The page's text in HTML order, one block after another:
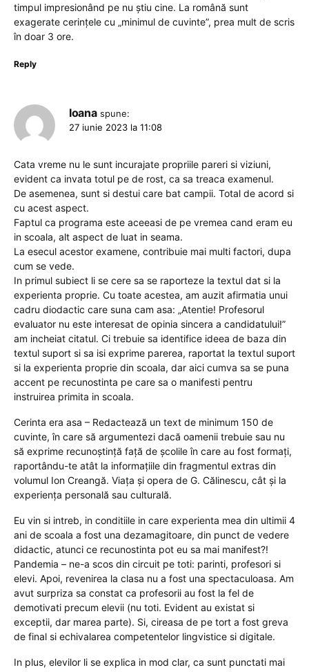
timpul impresionând pe nu știu cine. La română sunt
exagerate cerințele cu „minimul de cuvinte”, prea mult de scris
în doar 3 ore.
Reply
Ioana spune:
27 iunie 2023 la 11:08
Cata vreme nu le sunt incurajate propriile pareri si viziuni,
evident ca invata totul pe de rost, ca sa treaca examenul.
De asemenea, sunt si destui care bat campii. Total de acord si
cu acest aspect.
Faptul ca programa este aceeasi de pe vremea cand eram eu
in scoala, alt aspect de luat in seama.
La esecul acestor examene, contribuie mai multi factori, dupa
cum se vede.
In primul subiect li se cere sa se raporteze la textul dat si la
experienta proprie. Cu toate acestea, am auzit afirmatia unui
cadru diodactic care suna cam asa: „Atentie! Profesorul
evaluator nu este interesat de opinia sincera a candidatului!”
am incheiat citatul. Ci trebuie sa identifice ideea de baza din
textul suport si sa isi exprime parerea, raportat la textul suport
si la experienta proprie din scoala, dar aici cumva sa se puna
accent pe recunostinta pe care sa o manifesti pentru
instruirea primita in scoala.
Cerinta era asa – Redactează un text de minimum 150 de
cuvinte, în care să argumentezi dacă oamenii trebuie sau nu
să exprime recunoștință față de școlile în care au fost formați,
raportându-te atât la informațiile din fragmentul extras din
volumul Ion Creangă. Viața și opera de G. Călinescu, cât și la
experiența personală sau culturală.
Eu vin si intreb, in conditiile in care experienta mea din ultimii 4
ani de scoala a fost una dezamagitoare, din punct de vedere
didactic, atunci ce recunostinta pot eu sa mai manifest?!
Pandemia – ne-a scos din circuit pe toti: parinti, profesori si
elevi. Apoi, revenirea la clasa nu a fost una spectaculoasa. Am
avut surpriza sa constat ca profesorii au fost la fel de
demotivati precum elevii (nu toti. Evident au existat si
exceptii, dar marea parte). Si, cireasa de pe tort a fost greva
de final si echivalarea competentelor lingvistice si digitale.
In plus, elevilor li se explica in mod clar, ca sunt punctati mai